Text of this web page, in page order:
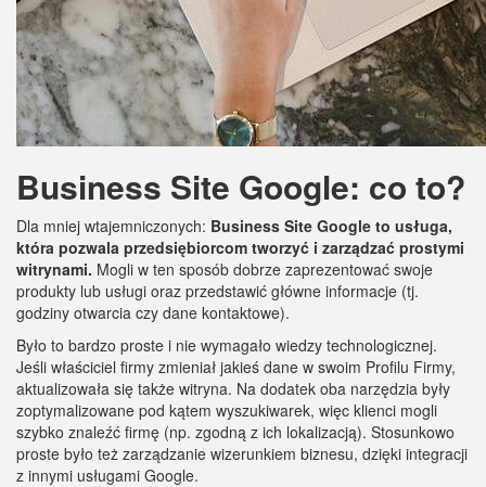
Business Site Google: co to?
Dla mniej wtajemniczonych: Business Site Google to usługa,
która pozwala przedsiębiorcom tworzyć i zarządzać prostymi
witrynami. Mogli w ten sposób dobrze zaprezentować swoje
produkty lub usługi oraz przedstawić główne informacje (tj.
godziny otwarcia czy dane kontaktowe).
Było to bardzo proste i nie wymagało wiedzy technologicznej.
Jeśli właściciel firmy zmieniał jakieś dane w swoim Profilu Firmy,
aktualizowała się także witryna. Na dodatek oba narzędzia były
zoptymalizowane pod kątem wyszukiwarek, więc klienci mogli
szybko znaleźć firmę (np. zgodną z ich lokalizacją). Stosunkowo
proste było też zarządzanie wizerunkiem biznesu, dzięki integracji
z innymi usługami Google.